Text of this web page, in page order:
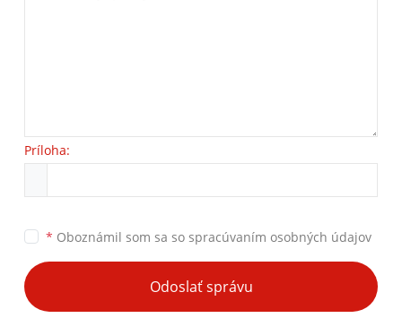
Príloha:
* Oboznámil som sa so spracúvaním osobných údajov
Odoslať správu